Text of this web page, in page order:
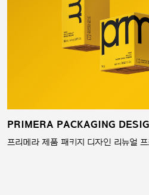
PRIMERA PACKAGING
프리메라 제품 패키지 디자인 리뉴얼 프